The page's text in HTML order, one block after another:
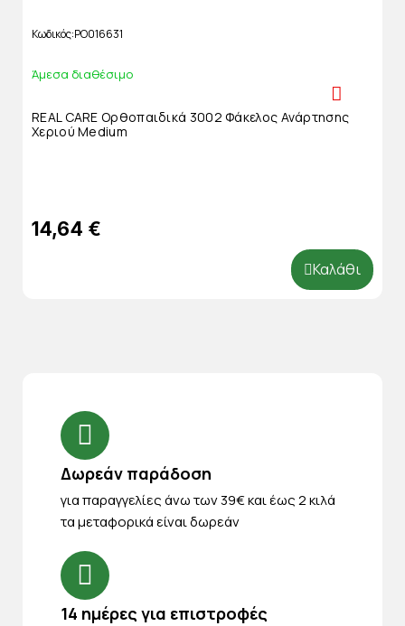
Κωδικός PO016631
Άμεσα διαθέσιμο
REAL CARE Ορθοπαιδικά 3002 Φάκελος Ανάρτησης
Χεριού Medium
14,64 €
Καλάθι
Δωρεάν παράδοση
για παραγγελίες άνω των 39€ και έως 2 κιλά
τα μεταφορικά είναι δωρεάν
14 ημέρες για επιστροφές